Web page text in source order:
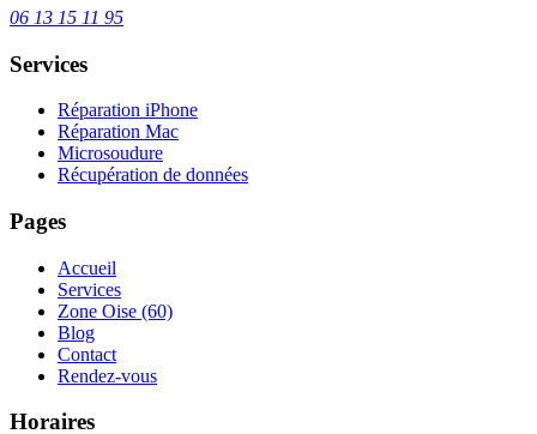
06 13 15 11 95
Services
Réparation iPhone
Réparation Mac
Microsoudure
Récupération de données
Pages
Accueil
Services
Zone Oise (60)
Blog
Contact
Rendez-vous
Horaires